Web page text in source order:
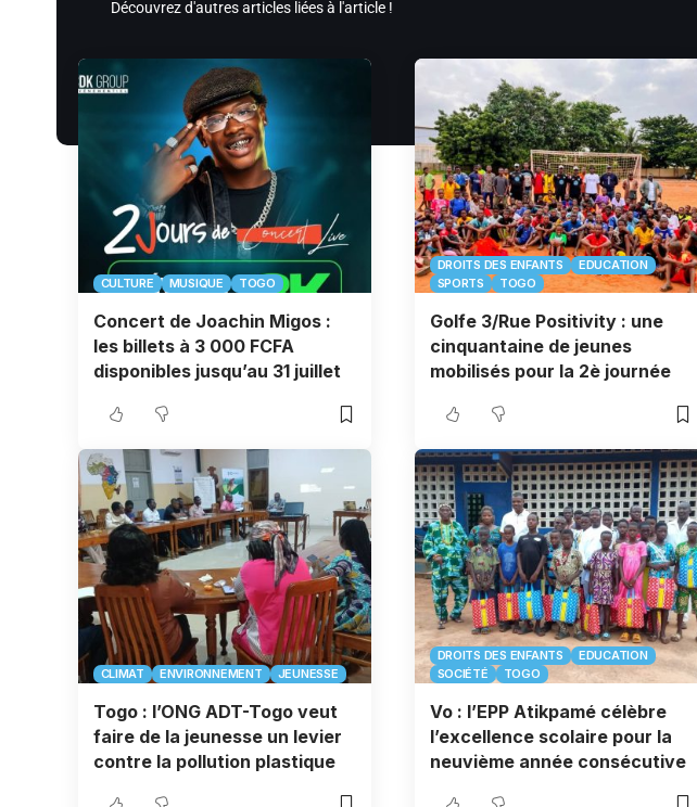
Découvrez d'autres articles liées à l'article !
CULTURE MUSIQUE TOGO
Concert de Joachin Migos :
les billets à 3 000 FCFA
disponibles jusqu’au 31 juillet
DROITS DES ENFANTS
EDUCATION
SPORTS
TOGO
Golfe 3/Rue Positivity : une
cinquantaine de jeunes
mobilisés pour la 2è journée
CLIMAT ENVIRONNEMENT JEUNESSE
Togo : l’ONG ADT-Togo veut
faire de la jeunesse un levier
contre la pollution plastique
DROITS DES ENFANTS
EDUCATION
SOCIÉTÉ
TOGO
Vo : l’EPP Atikpamé célèbre
l’excellence scolaire pour la
neuvième année consécutive